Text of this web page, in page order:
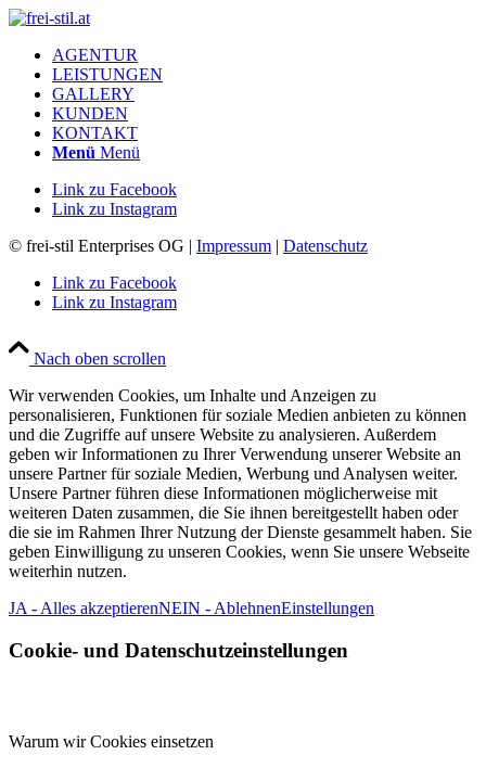
AGENTUR
LEISTUNGEN
GALLERY
KUNDEN
KONTAKT
Menü Menü
Link zu Facebook
Link zu Instagram
© frei-stil Enterprises OG | Impressum | Datenschutz
Link zu Facebook
Link zu Instagram
Nach oben scrollen
Wir verwenden Cookies, um Inhalte und Anzeigen zu
personalisieren, Funktionen für soziale Medien anbieten zu können
und die Zugriffe auf unsere Website zu analysieren. Außerdem
geben wir Informationen zu Ihrer Verwendung unserer Website an
unsere Partner für soziale Medien, Werbung und Analysen weiter.
Unsere Partner führen diese Informationen möglicherweise mit
weiteren Daten zusammen, die Sie ihnen bereitgestellt haben oder
die sie im Rahmen Ihrer Nutzung der Dienste gesammelt haben. Sie
geben Einwilligung zu unseren Cookies, wenn Sie unsere Webseite
weiterhin nutzen.
JA - Alles akzeptierenNEIN - AblehnenEinstellungen
Cookie- und Datenschutzeinstellungen
Warum wir Cookies einsetzen